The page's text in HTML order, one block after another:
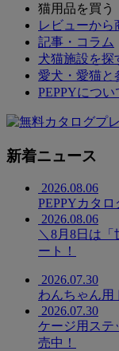
猫用品を買う
レビューから
記事・コラム
犬猫施設を探
愛犬・愛猫と
PEPPYについ
新着ニュース
2026.08.06
PEPPYカタ
2026.08.06
＼8月8日は
ート！
2026.07.30
わんちゃん用
2026.07.30
ケージ用ステ
売中！